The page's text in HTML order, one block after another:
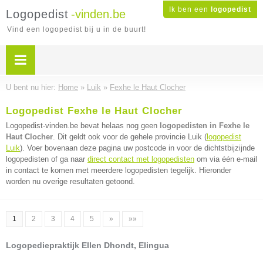
Ik ben een logopedist
Logopedist -vinden.be
Vind een logopedist bij u in de buurt!
U bent nu hier: Home » Luik » Fexhe le Haut Clocher
Logopedist Fexhe le Haut Clocher
Logopedist-vinden.be bevat helaas nog geen logopedisten in Fexhe le
Haut Clocher. Dit geldt ook voor de gehele provincie Luik ( logopedist
Luik). Voer bovenaan deze pagina uw postcode in voor de dichtstbijzijnde
logopedisten of ga naar direct contact met logopedisten om via één e-mail
in contact te komen met meerdere logopedisten tegelijk. Hieronder
worden nu overige resultaten getoond.
1 2 3 4 5 » »»
Logopediepraktijk Ellen Dhondt, Elingua